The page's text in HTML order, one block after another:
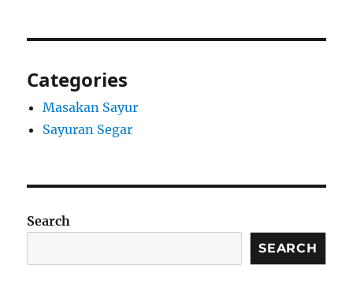
Categories
Masakan Sayur
Sayuran Segar
Search
SEARCH